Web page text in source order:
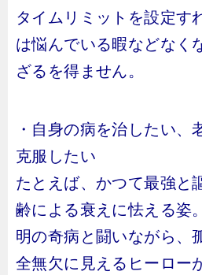
タイムリミットを設定す
は悩んでいる暇などなく
ざるを得ません。
・自身の病を治したい、
克服したい
たとえば、かつて最強と
齢による衰えに怯える姿
明の奇病と闘いながら、
全無欠に見えるヒーロー